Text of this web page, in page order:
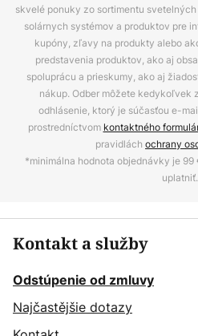
skvelé ponuky zo sortimentu
solárnych systémov a produktov pre
kupóny, zľavy na produkty alebo
predstavenia produktov, ako aj
spoluprácu a prieskumy, ako aj
nákup. Odber môžete kedykoľvek
odhlásenie, ktorý je súčasťou e-
prostredníctvom kontaktného
pravidlách ochrany
*minimálna hodnota objednávky je 99
uplatniť.
Kontakt a služby
Odstúpenie od zmluvy
Najčastějšie dotazy